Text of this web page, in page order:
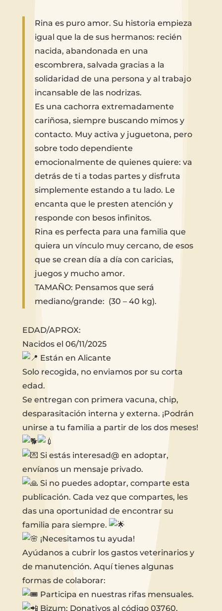
Rina es puro amor. Su historia empieza
igual que la de sus hermanos: recién
nacida, abandonada en una
escombrera, salvada gracias a la
solidaridad de una persona y al trabajo
incansable de las nodrizas.
Es una cachorra extremadamente
cariñosa, siempre buscando mimos y
contacto. Muy activa y juguetona, pero
sobre todo dependiente
emocionalmente de quienes quiere: va
detrás de ti a todas partes y disfruta
simplemente estando a tu lado. Le
encanta que le presten atención y
responde con besos infinitos.
Rina es perfecta para una familia que
quiera un vínculo muy cercano, de esos
que se crean día a día con caricias,
juegos y mucho amor.
TAMAÑO: Pensamos que será
mediano/grande: (30 – 40 kg).
EDAD/APROX:
Nacidos el 06/11/2025
Están en Alicante
Solo recogida, no enviamos por su corta
edad.
Se entregan con primera vacuna, chip,
desparasitación interna y externa. ¡Podrán
unirse a tu familia a partir de los dos meses!
Si estás interesad@ en adoptar,
envíanos un mensaje privado.
Si no puedes adoptar, comparte esta
publicación. Cada vez que compartes, les
das una oportunidad de encontrar su
familia para siempre.
¡Necesitamos tu ayuda!
Ayúdanos a cubrir los gastos veterinarios y
de manutención. Aquí tienes algunas
formas de colaborar:
Participa en nuestras rifas mensuales.
Bizum: Donativos al código 03760.